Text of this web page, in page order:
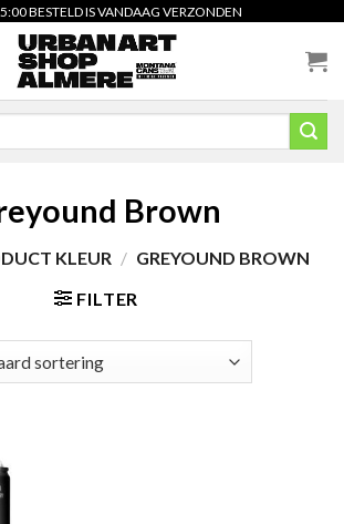
BESTELD IS VANDAAG VERZONDEN
Brown
KLEUR / GREYOUND BROWN
FILTER